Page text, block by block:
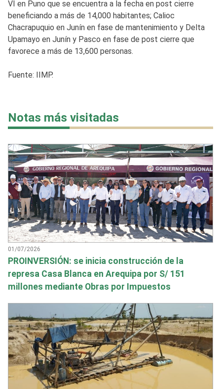
VI en Puno que se encuentra a la fecha en post cierre
beneficiando a más de 14,000 habitantes; Calioc
Chacrapuquio en Junín en fase de mantenimiento y Delta
Upamayo en Junín y Pasco en fase de post cierre que
favorece a más de 13,600 personas.
Fuente: IIMP.
Notas más visitadas
01/07/2026
PROINVERSIÓN: se inicia construcción de la
represa Casa Blanca en Arequipa por S/ 151
millones mediante Obras por Impuestos